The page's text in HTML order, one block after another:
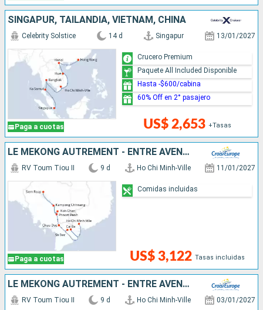
SINGAPUR, TAILANDIA, VIETNAM, CHINA
Paga a cuotas
Celebrity Solstice 14 d Singapur 13/01/2027
US$ 2,653 +Tasas
Crucero Premium
Paquete All Included Disponible
Hasta -$600/cabina
60% Off en 2° pasajero
LE MÉKONG AUTREMENT - ENTRE AVENTURE ET SITES INCONTOURNABLES
Paga a cuotas
RV Toum Tiou II 9 d Ho Chi Minh-Ville 11/01/2027
US$ 3,122 Tasas incluidas
Comidas incluidas
LE MÉKONG AUTREMENT - ENTRE AVENTURE ET SITES INCONTOURNABLES
RV Toum Tiou II 9 d Ho Chi Minh-Ville 03/01/2027